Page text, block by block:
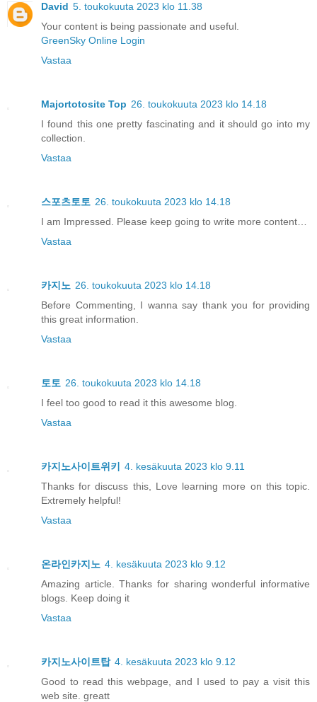
David 5. toukokuuta 2023 klo 11.38
Your content is being passionate and useful.
GreenSky Online Login
Vastaa
Majortotosite Top 26. toukokuuta 2023 klo 14.18
I found this one pretty fascinating and it should go into my
collection.
Vastaa
스포츠토토 26. toukokuuta 2023 klo 14.18
I am Impressed. Please keep going to write more content…
Vastaa
카지노 26. toukokuuta 2023 klo 14.18
Before Commenting, I wanna say thank you for providing
this great information.
Vastaa
토토 26. toukokuuta 2023 klo 14.18
I feel too good to read it this awesome blog.
Vastaa
카지노사이트위키
4. kesäkuuta 2023 klo 9.11
Thanks for discuss this, Love learning more on this topic.
Extremely helpful!
Vastaa
온라인카지노 4. kesäkuuta 2023 klo 9.12
Amazing article. Thanks for sharing wonderful informative
blogs. Keep doing it
Vastaa
카지노사이트탑 4. kesäkuuta 2023 klo 9.12
Good to read this webpage, and I used to pay a visit this
web site. greatt